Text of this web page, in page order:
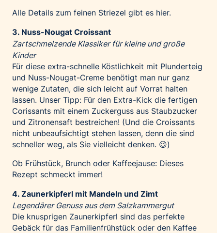
Alle Details zum feinen Striezel gibt es hier.
3. Nuss-Nougat Croissant
Zartschmelzende Klassiker für kleine und große
Kinder
Für diese extra-schnelle Köstlichkeit mit Plunderteig
und Nuss-Nougat-Creme benötigt man nur ganz
wenige Zutaten, die sich leicht auf Vorrat halten
lassen. Unser Tipp: Für den Extra-Kick die fertigen
Corissants mit einem Zuckerguss aus Staubzucker
und Zitronensaft bestreichen! (Und die Croissants
nicht unbeaufsichtigt stehen lassen, denn die sind
schneller weg, als Sie vielleicht denken. 😉)
Ob Frühstück, Brunch oder Kaffeejause: Dieses
Rezept schmeckt immer!
4. Zaunerkipferl mit Mandeln und Zimt
Legendärer Genuss aus dem Salzkammergut
Die knusprigen Zaunerkipferl sind das perfekte
Gebäck für das Familienfrühstück oder den Kaffee